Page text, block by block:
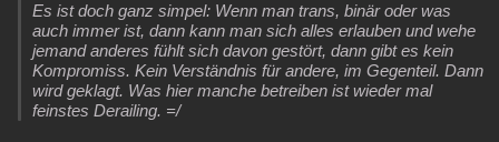
Es ist doch ganz simpel: Wenn man trans, binär oder was
auch immer ist, dann kann man sich alles erlauben und wehe
jemand anderes fühlt sich davon gestört, dann gibt es kein
Kompromiss. Kein Verständnis für andere, im Gegenteil. Dann
wird geklagt. Was hier manche betreiben ist wieder mal
feinstes Derailing. =/